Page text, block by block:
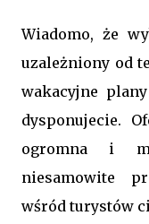
Wiadomo, że
uzależniony od
wakacyjne
dysponujecie.
ogromna i
niesamowite
wśród turystów